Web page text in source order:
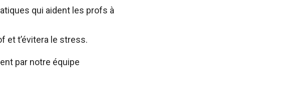
qui aident les profs à
et t’évitera le stress.
par notre équipe